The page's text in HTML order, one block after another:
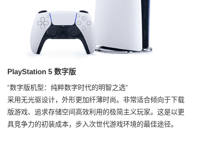
PlayStation 5 数字版
“数字版机型：纯粹数字时代的明智之选”
采用无光驱设计，外形更加纤薄时尚。非常适合倾向于下载
版游戏、追求存储空间高效利用的极简主义玩家。这是以更
具竞争力的初装成本，步入次世代游戏环境的最佳途径。